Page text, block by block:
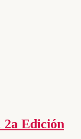
2a Edición